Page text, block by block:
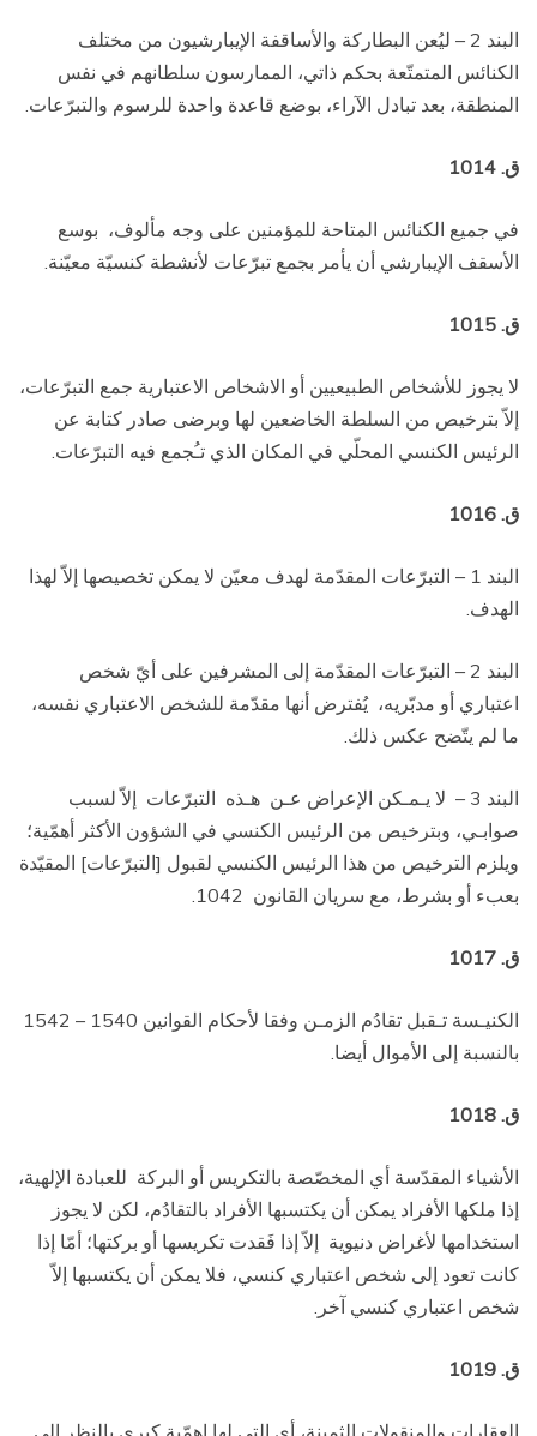
البند 2 – ليُعن البطاركة والأساقفة الإيبارشيون من مختلف
الكنائس المتمتّعة بحكم ذاتي، الممارسون سلطانهم في نفس
المنطقة، بعد تبادل الآراء، بوضع قاعدة واحدة للرسوم والتبرّعات.
ق. 1014
في جميع الكنائس المتاحة للمؤمنين على وجه مألوف، بوسع
الأسقف الإيبارشي أن يأمر بجمع تبرّعات لأنشطة كنسيّة معيّنة.
ق. 1015
لا يجوز للأشخاص الطبيعيين أو الاشخاص الاعتبارية جمع التبرّعات،
إلاّ بترخيص من السلطة الخاضعين لها وبرضى صادر كتابة عن
الرئيس الكنسي المحلّي في المكان الذي تـُجمع فيه التبرّعات.
ق. 1016
البند 1 – التبرّعات المقدّمة لهدف معيّن لا يمكن تخصيصها إلاّ لهذا
الهدف.
البند 2 – التبرّعات المقدّمة إلى المشرفين على أيّ شخص
اعتباري أو مدبّريه، يُفترض أنها مقدّمة للشخص الاعتباري نفسه،
ما لم يتّضح عكس ذلك.
البند 3 – لا يـمـكن الإعراض عـن هـذه التبرّعات إلاّ لسبب
صوابـي، وبترخيص من الرئيس الكنسي في الشؤون الأكثر أهمّية؛
ويلزم الترخيص من هذا الرئيس الكنسي لقبول [التبرّعات] المقيّدة
بعبء أو بشرط، مع سريان القانون 1042.
ق. 1017
الكنيـسة تـقبل تقادُم الزمـن وفقا لأحكام القوانين 1540 – 1542
بالنسبة إلى الأموال أيضا.
ق. 1018
الأشياء المقدّسة أي المخصّصة بالتكريس أو البركة للعبادة الإلهية،
إذا ملكها الأفراد يمكن أن يكتسبها الأفراد بالتقادُم، لكن لا يجوز
استخدامها لأغراض دنيوية إلاّ إذا فَقدت تكريسها أو بركتها؛ أمّا إذا
كانت تعود إلى شخص اعتباري كنسي، فلا يمكن أن يكتسبها إلاّ
شخص اعتباري كنسي آخر.
ق. 1019
العقارات والمنقولات الثمينة، أي التي لها اهمّية كبرى بالنظر إلى